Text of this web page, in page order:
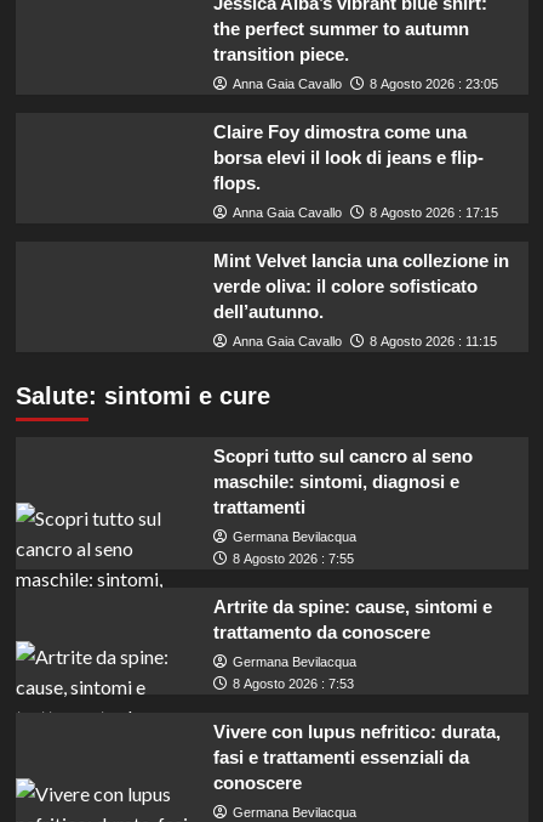
the perfect summer to autumn
transition piece.
Anna Gaia Cavallo 8 Agosto 2026 : 23:05
Claire Foy dimostra come una
borsa elevi il look di jeans e flip-
flops.
Anna Gaia Cavallo 8 Agosto 2026 : 17:15
Mint Velvet lancia una collezione in
verde oliva: il colore sofisticato
dell’autunno.
Anna Gaia Cavallo 8 Agosto 2026 : 11:15
Salute: sintomi e cure
Scopri tutto sul cancro al seno
maschile: sintomi, diagnosi e
trattamenti
Germana Bevilacqua
8 Agosto 2026 : 7:55
Artrite da spine: cause, sintomi e
trattamento da conoscere
Germana Bevilacqua
8 Agosto 2026 : 7:53
Vivere con lupus nefritico: durata,
fasi e trattamenti essenziali da
conoscere
Germana Bevilacqua